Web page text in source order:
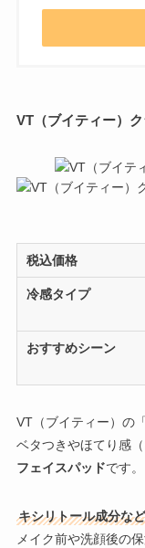
VT（ブイティー）
税込価格
冷感タイプ
おすすめシーン
VT（ブイティー）の
ベタつきやほてり感
フェイスパッドです。
キシリトール成分な
メイク前や洗顔後の